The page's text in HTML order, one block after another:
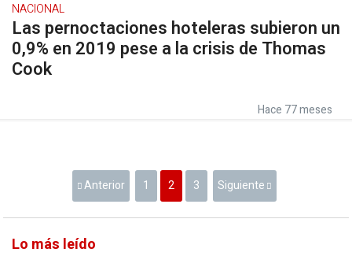
NACIONAL
Las pernoctaciones hoteleras subieron un
0,9% en 2019 pese a la crisis de Thomas
Cook
Hace 77 meses
Anterior 1 2 3 Siguiente
Lo más leído